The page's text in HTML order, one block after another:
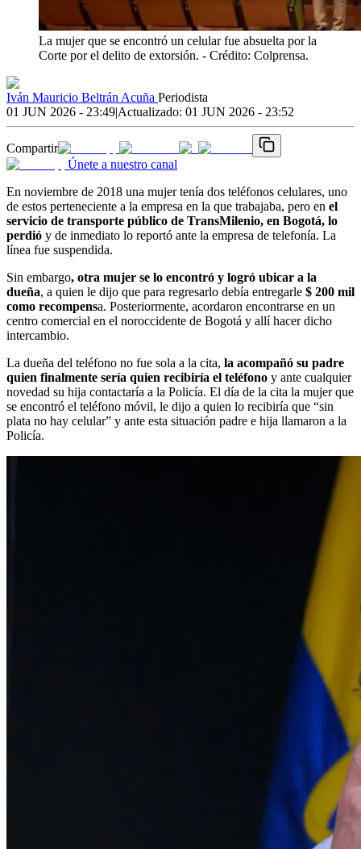
La mujer que se encontró un celular fue absuelta por la
Corte por el delito de extorsión. - Crédito: Colprensa.
Iván Mauricio Beltrán Acuña Periodista
01 JUN 2026 - 23:49|Actualizado: 01 JUN 2026 - 23:52
Compartir
Únete a nuestro canal
En noviembre de 2018 una mujer tenía dos teléfonos celulares, uno
de estos perteneciente a la empresa en la que trabajaba, pero en el
servicio de transporte público de TransMilenio, en Bogotá, lo
perdió y de inmediato lo reportó ante la empresa de telefonía. La
línea fue suspendida.
Sin embargo, otra mujer se lo encontró y logró ubicar a la
dueña, a quien le dijo que para regresarlo debía entregarle $ 200 mil
como recompensa. Posteriormente, acordaron encontrarse en un
centro comercial en el noroccidente de Bogotá y allí hacer dicho
intercambio.
La dueña del teléfono no fue sola a la cita, la acompañó su padre
quien finalmente sería quien recibiría el teléfono y ante cualquier
novedad su hija contactaría a la Policía. El día de la cita la mujer que
se encontró el teléfono móvil, le dijo a quien lo recibiría que “sin
plata no hay celular” y ante esta situación padre e hija llamaron a la
Policía.